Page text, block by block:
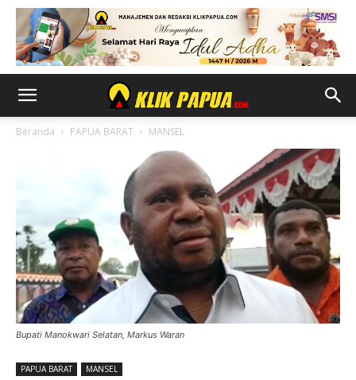
Beranda PAPUA BARAT MANSEL
Bupati Manokwari Selatan, Markus Waran
PAPUA BARAT MANSEL